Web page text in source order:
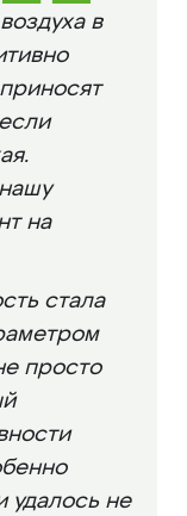
в
на
стала
просто
удалось не